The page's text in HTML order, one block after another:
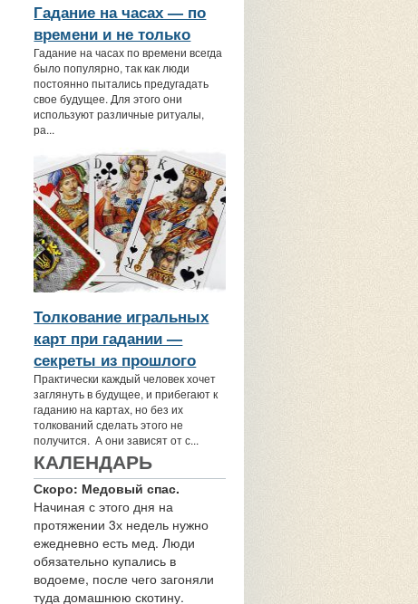
Гадание на часах — по
времени и не только
Гадание на часах по времени всегда
было популярно, так как люди
постоянно пытались предугадать
свое будущее. Для этого они
используют различные ритуалы,
ра...
Толкование игральных
карт при гадании —
секреты из прошлого
Практически каждый человек хочет
заглянуть в будущее, и прибегают к
гаданию на картах, но без их
толкований сделать этого не
получится. А они зависят от с...
КАЛЕНДАРЬ
Скоро: Медовый спас.
Начиная с этого дня на
протяжении 3х недель нужно
ежедневно есть мед. Люди
обязательно купались в
водоеме, после чего загоняли
туда домашнюю скотину.